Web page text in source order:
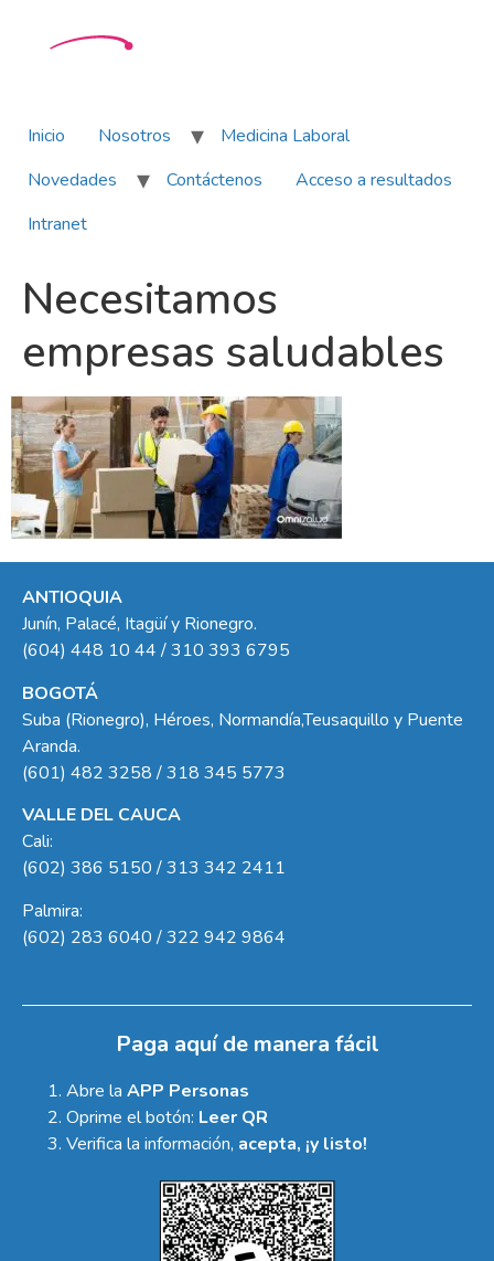
Inicio Nosotros
Medicina Laboral
Novedades
Contáctenos
Acceso a resultados
Intranet
Necesitamos
empresas saludables
ANTIOQUIA
Junín, Palacé, Itagüí y Rionegro.
(604) 448 10 44 / 310 393 6795
BOGOTÁ
Suba (Rionegro), Héroes, Normandía,Teusaquillo y Puente
Aranda.
(601) 482 3258 / 318 345 5773
VALLE DEL CAUCA
Cali:
(602) 386 5150 / 313 342 2411
Palmira:
(602) 283 6040 / 322 942 9864
Paga aquí de manera fácil
Abre la APP Personas
Oprime el botón: Leer QR
Verifica la información, acepta, ¡y listo!